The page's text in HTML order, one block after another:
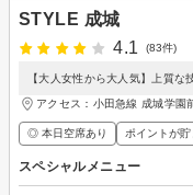
STYLE 成城
4.1
(83件)
【大人女性から大人気】上質
アクセス：小田急線 成城学園
◎ 本日空席あり ポイントが
スペシャルメニュー